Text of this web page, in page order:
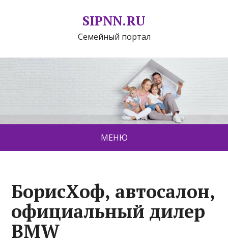
SIPNN.RU
Семейный портал
МЕНЮ
БорисХоф, автосалон,
официальный дилер
BMW